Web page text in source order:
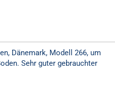
Dänemark, Modell 266, um
Sehr guter gebrauchter